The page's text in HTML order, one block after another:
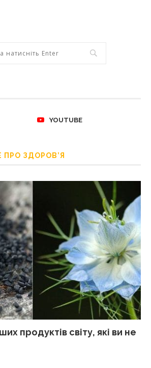
YOUTUBE
ЗДОРОВ’Я
продуктів світу, які ви не